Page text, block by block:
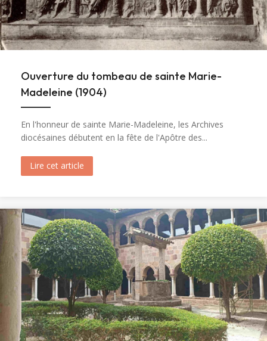
Ouverture du tombeau de sainte Marie-
Madeleine (1904)
En l'honneur de sainte Marie-Madeleine, les Archives
diocésaines débutent en la fête de l'Apôtre des...
Lire cet article